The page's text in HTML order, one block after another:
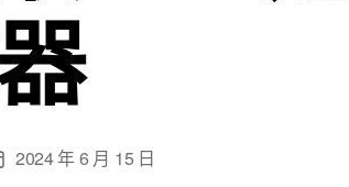
2024 年 6 月 15 日